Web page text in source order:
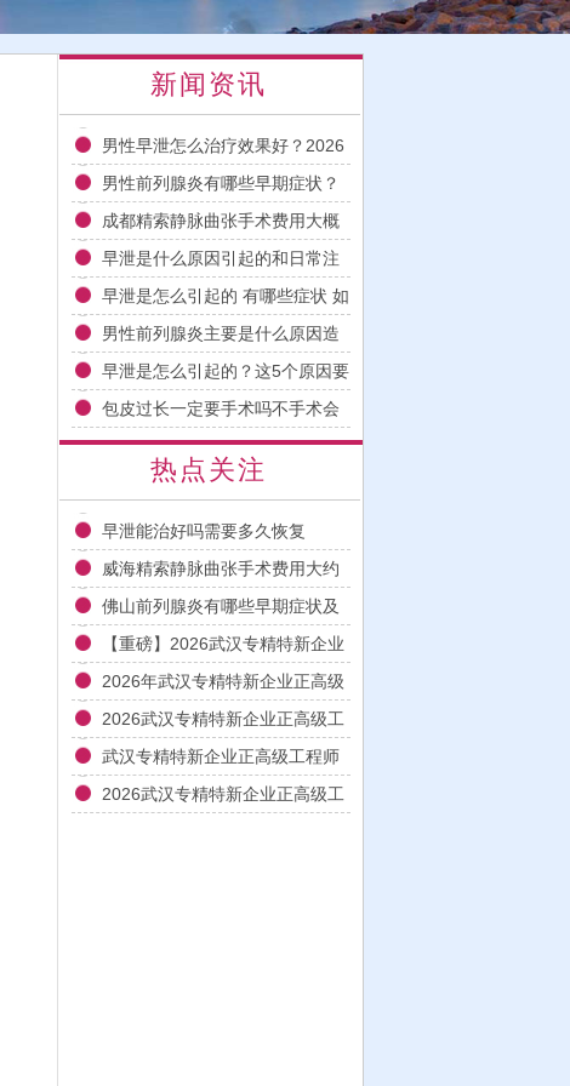
新闻资讯
男性早泄怎么治疗效果好？2026
年科学用药与日常调理指南
男性前列腺炎有哪些早期症状？
2026科学治疗与日常护理指南
成都精索静脉曲张手术费用大概
多少钱多久能恢复
早泄是什么原因引起的和日常注
意事项
早泄是怎么引起的 有哪些症状 如
何改善
男性前列腺炎主要是什么原因造
成的
早泄是怎么引起的？这5个原因要
注意
包皮过长一定要手术吗不手术会
怎样
热点关注
早泄能治好吗需要多久恢复
威海精索静脉曲张手术费用大约
多少
佛山前列腺炎有哪些早期症状及
检查项目
【重磅】2026武汉专精特新企业
正高级工程师认证核心条件解读
与一对一辅导方案
2026年武汉专精特新企业正高级
工程师职称评审全流程实战辅导
与材料撰写指南
2026武汉专精特新企业正高级工
程师申报全流程实操辅导与业绩
材料优化指南
武汉专精特新企业正高级工程师
职称申报材料填报与答辩辅导实
2026武汉专精特新企业正高级工